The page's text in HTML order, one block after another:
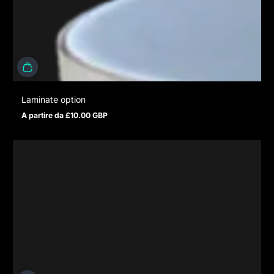
Laminate option
Prezzo normale
A partire da £10.00 GBP